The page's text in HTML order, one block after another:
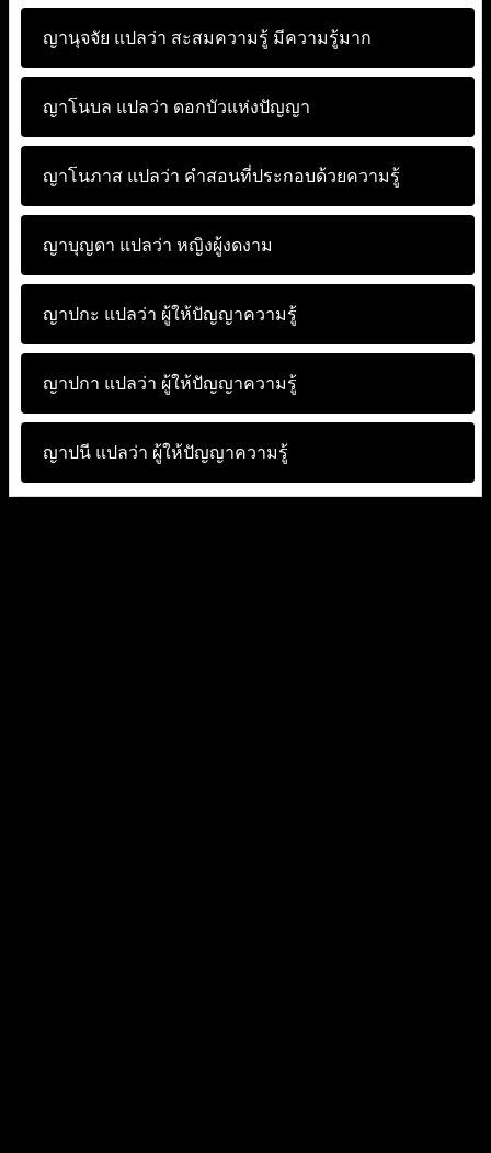
ญานุจจัย แปลว่า สะสมความรู้ มีความรู้มาก
ญาโนบล แปลว่า ดอกบัวแห่งปัญญา
ญาโนภาส แปลว่า คำสอนที่ประกอบด้วยความรู้
ญาบุญดา แปลว่า หญิงผู้งดงาม
ญาปกะ แปลว่า ผู้ให้ปัญญาความรู้
ญาปกา แปลว่า ผู้ให้ปัญญาความรู้
ญาปนี แปลว่า ผู้ให้ปัญญาความรู้